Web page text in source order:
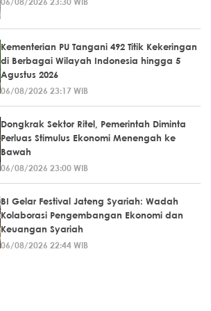
Kementerian PU Tangani 492 Titik Kekeringan
di Berbagai Wilayah Indonesia hingga 5
Agustus 2026
06/08/2026 23:17 WIB
Dongkrak Sektor Ritel, Pemerintah Diminta
Perluas Stimulus Ekonomi Menengah ke
Bawah
06/08/2026 23:00 WIB
BI Gelar Festival Jateng Syariah: Wadah
Kolaborasi Pengembangan Ekonomi dan
Keuangan Syariah
06/08/2026 22:44 WIB